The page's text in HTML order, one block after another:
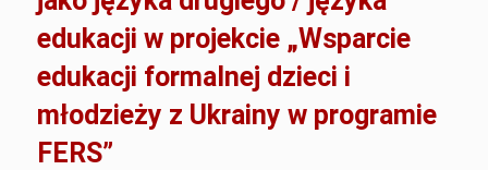
edukacji w projekcie „Wsparcie
edukacji formalnej dzieci i
młodzieży z Ukrainy w programie
FERS”